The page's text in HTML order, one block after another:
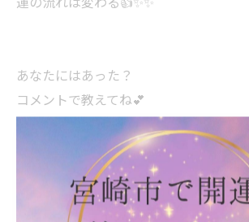
あなたにはあった？
コメントで教えてね💕
*･゜ﾟ･*:.｡..｡.:*･'(*ﾟ▽ﾟ*)'･*:.｡. .｡.:*･゜ﾟ･*
このアカウントでは